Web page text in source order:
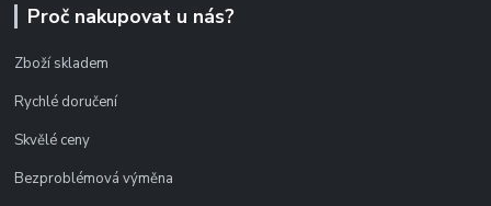
Proč nakupovat u nás?
Zboží skladem
Rychlé doručení
Skvělé ceny
Bezproblémová výměna